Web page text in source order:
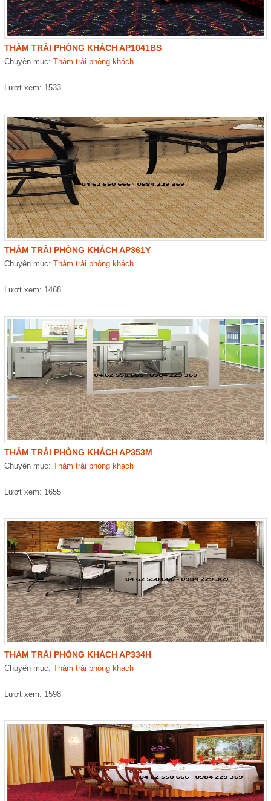
THẢM TRẢI PHÒNG KHÁCH AP1041BS
Chuyên mục:Thảm trải phòng khách
Lượt xem: 1533
THẢM TRẢI PHÒNG KHÁCH AP361Y
Chuyên mục:Thảm trải phòng khách
Lượt xem: 1468
THẢM TRẢI PHÒNG KHÁCH AP353M
Chuyên mục:Thảm trải phòng khách
Lượt xem: 1655
THẢM TRẢI PHÒNG KHÁCH AP334H
Chuyên mục:Thảm trải phòng khách
Lượt xem: 1598